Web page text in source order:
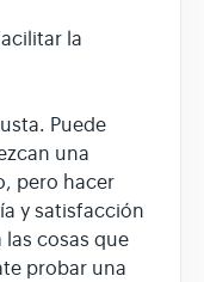
la
Puede
una
pero hacer
y satisfacción
cosas que
probar una